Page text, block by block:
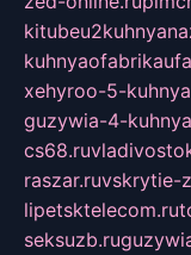
xehyroo-5-
guzywia-4-
cs68.ru
raszar.ruvskrytie-
lipetsktelecom.ru
seksuzb.ru